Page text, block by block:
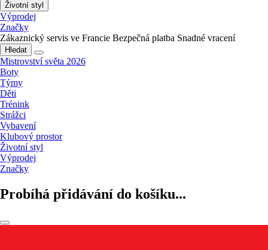
Životní styl
Výprodej
Značky
Zákaznický servis ve Francie Bezpečná platba Snadné vracení
Hledat
Mistrovství světa 2026
Boty
Týmy
Děti
Trénink
Strážci
Vybavení
Klubový prostor
Životní styl
Výprodej
Značky
Probíhá přidávání do košíku...